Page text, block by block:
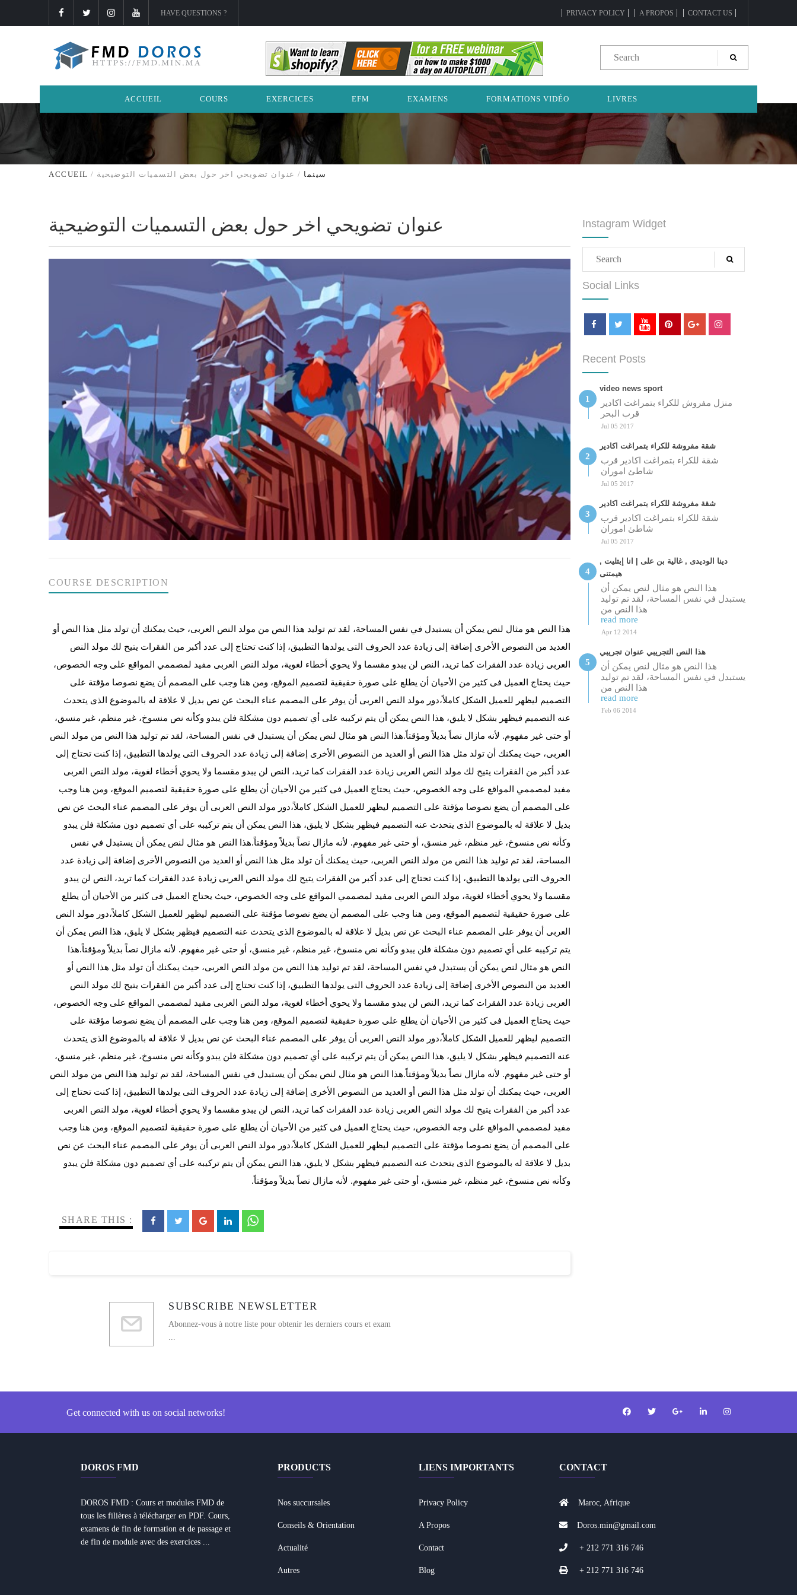
HAVE QUESTIONS ? PRIVACY POLICY A PROPOS CONTACT US
ACCUEIL COURS EXERCICES EFM EXAMENS FORMATIONS VIDÉO LIVRES
ACCUEIL / سينما / عنوان تضويحي اخر حول بعض التسميات التوضيحية
عنوان تضويحي اخر حول بعض التسميات التوضيحية
COURSE DESCRIPTION
هذا النص هو مثال لنص يمكن أن يستبدل في نفس المساحة، لقد تم توليد هذا النص من مولد النص العربى، حيث يمكنك أن تولد مثل هذا النص أو
العديد من النصوص الأخرى إضافة إلى زيادة عدد الحروف التى يولدها التطبيق، إذا كنت تحتاج إلى عدد أكبر من الفقرات يتيح لك مولد النص
العربى زيادة عدد الفقرات كما تريد، النص لن يبدو مقسما ولا يحوي أخطاء لغوية، مولد النص العربى مفيد لمصممي المواقع على وجه الخصوص،
حيث يحتاج العميل فى كثير من الأحيان أن يطلع على صورة حقيقية لتصميم الموقع، ومن هنا وجب على المصمم أن يضع نصوصا مؤقتة على
التصميم ليظهر للعميل الشكل كاملاً،دور مولد النص العربى أن يوفر على المصمم عناء البحث عن نص بديل لا علاقة له بالموضوع الذى يتحدث
عنه التصميم فيظهر بشكل لا يليق، هذا النص يمكن أن يتم تركيبه على أي تصميم دون مشكلة فلن يبدو وكأنه نص منسوخ، غير منظم، غير منسق،
أو حتى غير مفهوم. لأنه مازال نصاً بديلاً ومؤقتاً.هذا النص هو مثال لنص يمكن أن يستبدل في نفس المساحة، لقد تم توليد هذا النص من مولد النص
العربى، حيث يمكنك أن تولد مثل هذا النص أو العديد من النصوص الأخرى إضافة إلى زيادة عدد الحروف التى يولدها التطبيق، إذا كنت تحتاج إلى
عدد أكبر من الفقرات يتيح لك مولد النص العربى زيادة عدد الفقرات كما تريد، النص لن يبدو مقسما ولا يحوي أخطاء لغوية، مولد النص العربى
مفيد لمصممي المواقع على وجه الخصوص، حيث يحتاج العميل فى كثير من الأحيان أن يطلع على صورة حقيقية لتصميم الموقع، ومن هنا وجب
على المصمم أن يضع نصوصا مؤقتة على التصميم ليظهر للعميل الشكل كاملاً،دور مولد النص العربى أن يوفر على المصمم عناء البحث عن نص
بديل لا علاقة له بالموضوع الذى يتحدث عنه التصميم فيظهر بشكل لا يليق، هذا النص يمكن أن يتم تركيبه على أي تصميم دون مشكلة فلن يبدو
وكأنه نص منسوخ، غير منظم، غير منسق، أو حتى غير مفهوم. لأنه مازال نصاً بديلاً ومؤقتاً.هذا النص هو مثال لنص يمكن أن يستبدل في نفس
المساحة، لقد تم توليد هذا النص من مولد النص العربى، حيث يمكنك أن تولد مثل هذا النص أو العديد من النصوص الأخرى إضافة إلى زيادة عدد
الحروف التى يولدها التطبيق، إذا كنت تحتاج إلى عدد أكبر من الفقرات يتيح لك مولد النص العربى زيادة عدد الفقرات كما تريد، النص لن يبدو
مقسما ولا يحوي أخطاء لغوية، مولد النص العربى مفيد لمصممي المواقع على وجه الخصوص، حيث يحتاج العميل فى كثير من الأحيان أن يطلع
على صورة حقيقية لتصميم الموقع، ومن هنا وجب على المصمم أن يضع نصوصا مؤقتة على التصميم ليظهر للعميل الشكل كاملاً،دور مولد النص
العربى أن يوفر على المصمم عناء البحث عن نص بديل لا علاقة له بالموضوع الذى يتحدث عنه التصميم فيظهر بشكل لا يليق، هذا النص يمكن أن
يتم تركيبه على أي تصميم دون مشكلة فلن يبدو وكأنه نص منسوخ، غير منظم، غير منسق، أو حتى غير مفهوم. لأنه مازال نصاً بديلاً ومؤقتاً.هذا
النص هو مثال لنص يمكن أن يستبدل في نفس المساحة، لقد تم توليد هذا النص من مولد النص العربى، حيث يمكنك أن تولد مثل هذا النص أو
العديد من النصوص الأخرى إضافة إلى زيادة عدد الحروف التى يولدها التطبيق، إذا كنت تحتاج إلى عدد أكبر من الفقرات يتيح لك مولد النص
العربى زيادة عدد الفقرات كما تريد، النص لن يبدو مقسما ولا يحوي أخطاء لغوية، مولد النص العربى مفيد لمصممي المواقع على وجه الخصوص،
حيث يحتاج العميل فى كثير من الأحيان أن يطلع على صورة حقيقية لتصميم الموقع، ومن هنا وجب على المصمم أن يضع نصوصا مؤقتة على
التصميم ليظهر للعميل الشكل كاملاً،دور مولد النص العربى أن يوفر على المصمم عناء البحث عن نص بديل لا علاقة له بالموضوع الذى يتحدث
عنه التصميم فيظهر بشكل لا يليق، هذا النص يمكن أن يتم تركيبه على أي تصميم دون مشكلة فلن يبدو وكأنه نص منسوخ، غير منظم، غير منسق،
أو حتى غير مفهوم. لأنه مازال نصاً بديلاً ومؤقتاً.هذا النص هو مثال لنص يمكن أن يستبدل في نفس المساحة، لقد تم توليد هذا النص من مولد النص
العربى، حيث يمكنك أن تولد مثل هذا النص أو العديد من النصوص الأخرى إضافة إلى زيادة عدد الحروف التى يولدها التطبيق، إذا كنت تحتاج إلى
عدد أكبر من الفقرات يتيح لك مولد النص العربى زيادة عدد الفقرات كما تريد، النص لن يبدو مقسما ولا يحوي أخطاء لغوية، مولد النص العربى
مفيد لمصممي المواقع على وجه الخصوص، حيث يحتاج العميل فى كثير من الأحيان أن يطلع على صورة حقيقية لتصميم الموقع، ومن هنا وجب
على المصمم أن يضع نصوصا مؤقتة على التصميم ليظهر للعميل الشكل كاملاً،دور مولد النص العربى أن يوفر على المصمم عناء البحث عن نص
بديل لا علاقة له بالموضوع الذى يتحدث عنه التصميم فيظهر بشكل لا يليق، هذا النص يمكن أن يتم تركيبه على أي تصميم دون مشكلة فلن يبدو
وكأنه نص منسوخ، غير منظم، غير منسق، أو حتى غير مفهوم. لأنه مازال نصاً بديلاً ومؤقتاً.
SHARE THIS :
Instagram Widget
Social Links
Recent Posts
video news sport
منزل مفروش للكراء بتمراغت اكادير
قرب البحر
Jul 05 2017
شقة مفروشة للكراء بتمراغت اكادير
شقة للكراء بتمراغت اكادير قرب
شاطئ اموران
Jul 05 2017
شقة مفروشة للكراء بتمراغت اكادير
شقة للكراء بتمراغت اكادير قرب
شاطئ اموران
Jul 05 2017
دينا الوديدى , غالية بن على | انا إبتليت ,
هيمتنى
هذا النص هو مثال لنص يمكن أن
يستبدل في نفس المساحة، لقد تم توليد
هذا النص من
read more
Apr 12 2014
هذا النص التجريبي عنوان تجريبي
هذا النص هو مثال لنص يمكن أن
يستبدل في نفس المساحة، لقد تم توليد
هذا النص من
read more
Feb 06 2014
SUBSCRIBE NEWSLETTER
Abonnez-vous à notre liste pour obtenir les derniers cours et exam
...
Get connected with us on social networks!
DOROS FMD
DOROS FMD : Cours et modules FMD de
tous les filières à télécharger en PDF. Cours,
examens de fin de formation et de passage et
de fin de module avec des exercices ...
PRODUCTS
Nos succursales
Conseils & Orientation
Actualité
Autres
LIENS IMPORTANTS
Privacy Policy
A Propos
Contact
Blog
CONTACT
Maroc, Afrique
Doros.min@gmail.com
+ 212 771 316 746
+ 212 771 316 746